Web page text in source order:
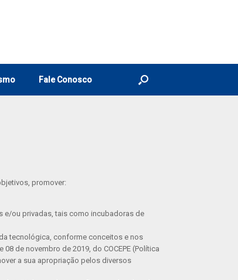
Fale Conosco
promover:
e/ou privadas, tais como incubadoras de
tecnológica, conforme conceitos e nos
de novembro de 2019, do COCEPE (Política
a sua apropriação pelos diversos